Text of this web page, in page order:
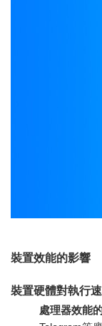
裝置效能的影響
裝置硬體對執行
處理器效能